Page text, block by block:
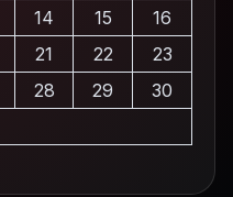
14 15
16
21 22
23
28 29
30